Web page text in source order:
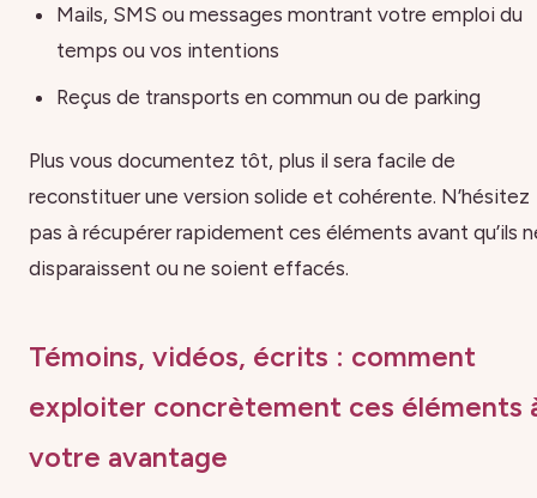
Mails, SMS ou messages montrant votre emploi du
temps ou vos intentions
Reçus de transports en commun ou de parking
Plus vous documentez tôt, plus il sera facile de
reconstituer une version solide et cohérente. N’hésitez
pas à récupérer rapidement ces éléments avant qu’ils
disparaissent ou ne soient effacés.
Témoins, vidéos, écrits : comment
exploiter concrètement ces éléments
votre avantage